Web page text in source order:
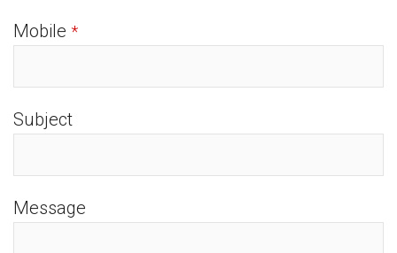
Mobile *
Subject
Message